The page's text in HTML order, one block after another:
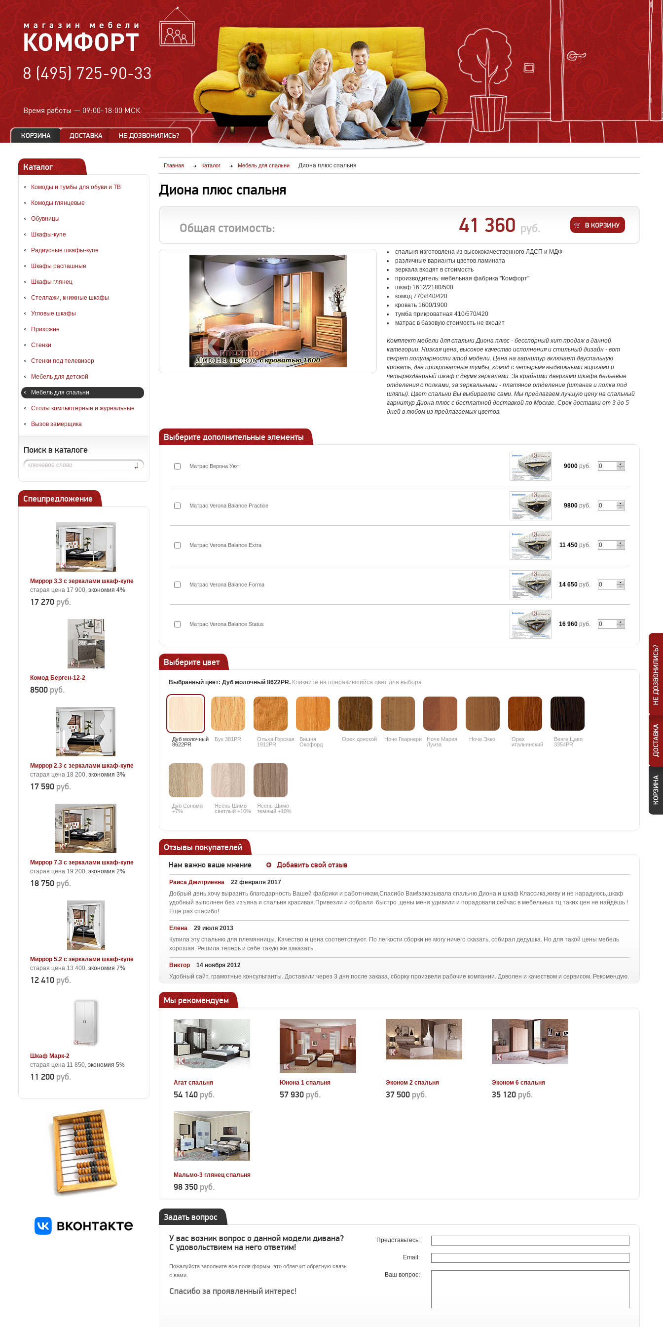
8 (495) 725-90-33
Время работы — 09:00-18:00 МСК
Каталог
Комоды и тумбы для обуви и ТВ
Комоды глянцевые
Обувницы
Шкафы-купе
Радиусные шкафы-купе
Шкафы распашные
Шкафы глянец
Стеллажи, книжные шкафы
Угловые шкафы
Прихожие
Стенки
Стенки под телевизор
Мебель для детской
Мебель для спальни
Столы компьютерные и журнальные
Вызов замерщика
Поиск в каталоге
Спецпредложение
Миррор 3.3 с зеркалами шкаф-купе
старая цена 17 900, экономия 4%
17 270 руб.
Комод Берген-12-2
8500 руб.
Миррор 2.3 с зеркалами шкаф-купе
старая цена 18 200, экономия 3%
17 590 руб.
Миррор 7.3 с зеркалами шкаф-купе
старая цена 19 200, экономия 2%
18 750 руб.
Миррор 5.2 с зеркалами шкаф-купе
старая цена 13 400, экономия 7%
12 410 руб.
Шкаф Марк-2
старая цена 11 850, экономия 5%
11 200 руб.
Главная Каталог Мебель для спальни Диона плюс спальня
Диона плюс спальня
Общая стоимость: 41 360 руб.
спальня изготовлена из высококачественного ЛДСП и МДФ
различные варианты цветов ламината
зеркала входят в стоимость
производитель: мебельная фабрика "Комфорт"
шкаф 1612/2180/500
комод 770/840/420
кровать 1600/1900
тумба прикроватная 410/570/420
матрас в базовую стоимость не входит
Комплект мебели для спальни Диона плюс - бесспорный хит продаж в данной
категории. Низкая цена, высокое качество исполнения и стильный дизайн - вот
секрет популярности этой модели. Цена на гарнитур включает двуспальную
кровать, две прикроватные тумбы, комод с четырьмя выдвижными ящиками и
четырехдверный шкаф с двумя зеркалами. За крайними дверками шкафа бельевые
отделения с полками, за зеркальными - платяное отделение (штанга и полка под
шляпы). Цвет спальни Вы выбираете сами. Мы предлагаем лучшую цену на спальный
гарнитур Диона плюс с бесплатной доставкой по Москве. Срок доставки от 3 до 5
дней в любом из предлагаемых цветов.
Выберите дополнительные элементы
Матрас Верона Уют 9000 руб.
Матрас Verona Balance Practice 9800 руб.
Матрас Verona Balance Extra 11 450 руб.
Матрас Verona Balance Forma 14 650 руб.
Матрас Verona Balance Status 16 960 руб.
Выберите цвет
Выбранный цвет: Дуб молочный 8622PR. Кликните на понравившийся цвет для выбора
Дуб молочный
8622PR
Бук 381PR
Ольха Горская
1912PR
Вишня
Оксфорд
Орех донской Ноче Гварнери
Ноче Мария
Луиза
Ноче Экко
Орех
итальянский
Венге Цаво
3354PR
Дуб Сонома
+7%
Ясень Шимо
светлый +10%
Ясень Шимо
темный +10%
Отзывы покупателей
Нам важно ваше мнение Добавить свой отзыв
Раиса Дмитриевна
22 февраля 2017
Добрый день,хочу выразить благодарность Вашей фабрики и работникам,Спасибо Вам!заказывала спальню Диона и шкаф Классика,живу и не нарадуюсь,шкаф
удобный выполнен без изъяна и спальня красивая.Привезли и собрали быстро ,цены меня удивили и порадовали,сейчас в мебельных тц таких цен не найдёшь !
Еще раз спасибо!
Елена
29 июля 2013
Купила эту спальню для племянницы. Качество и цена соответствуют. По легкости сборки не могу ничего сказать, собирал дедушка. Но для такой цены мебель
хорошая. Решила теперь и себе такую же заказать.
Виктор
14 ноября 2012
Удобный сайт, грамотные консультанты. Доставили через 3 дня после заказа, сборку произвели рабочие компании. Доволен и качеством и сервисом. Рекомендую.
Мы рекомендуем
Агат спальня
54 140 руб.
Юнона 1 спальня
57 930 руб.
Эконом 2 спальня
37 500 руб.
Эконом 6 спальня
35 120 руб.
Мальмо-3 глянец спальня
98 350 руб.
Задать вопрос
У вас возник вопрос о данной модели дивана?
С удовольствием на него ответим!
Пожалуйста заполните все поля формы, это облегчит обратную связь
с вами.
Спасибо за проявленный интерес!
Представьтесь:
Email:
Ваш вопрос: